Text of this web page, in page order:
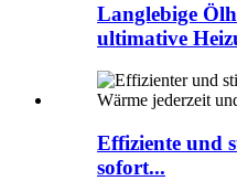
Langlebige
ultimative
Effiziente und
sofort...